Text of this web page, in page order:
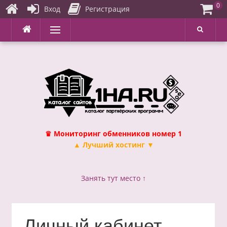
Перейти
содержимому
Меню
♛ Мониторинг обменников номер 1
▲ Лучший хостинг ▼
Занять тут место ↑
Вход Регистрация 0